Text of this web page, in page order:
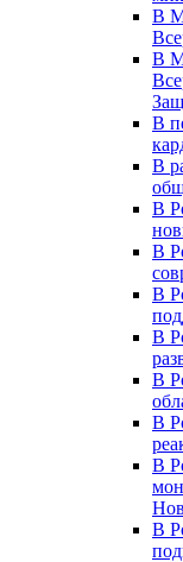
В
В
В
В
В
В
В
В
В
В
В
В